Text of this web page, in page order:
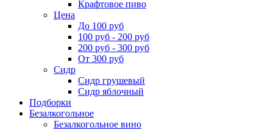
Крафтовое пиво
Цена
До 100 руб
100 руб - 200 руб
200 руб - 300 руб
От 300 руб
Сидр
Сидр грушевый
Сидр яблочный
Подборки
Безалкогольное
Безалкогольное вино